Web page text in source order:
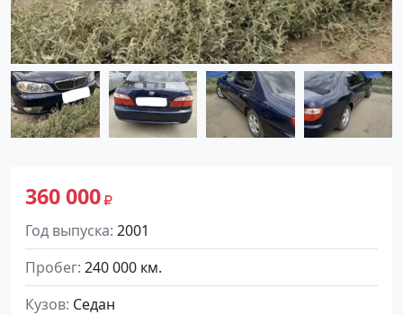
360 000
Год выпуска 2001
Пробег 240 000 км.
Кузов Седан